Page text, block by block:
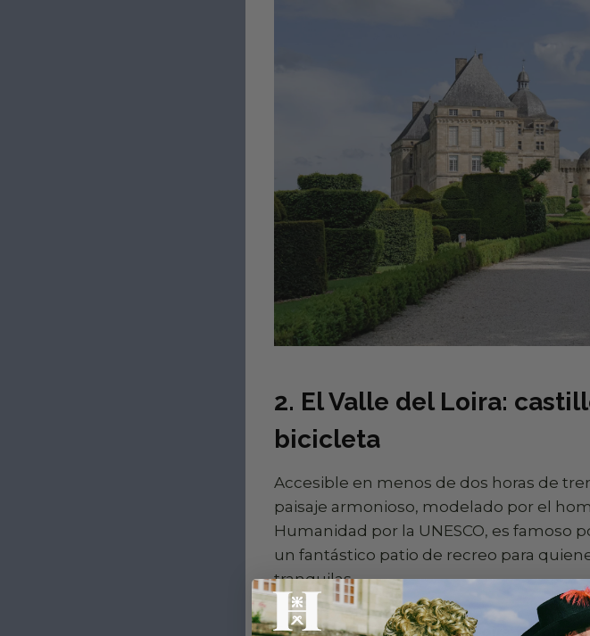
2. El Valle del Loira:
bicicleta
Accesible en menos de dos horas de
paisaje armonioso, modelado por el
Humanidad por la UNESCO, es famoso
un fantástico patio de recreo para
tranquilas.
En bicicleta, por la rutaEl Loira en